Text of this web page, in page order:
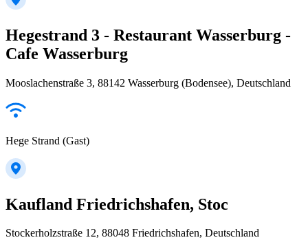
Hegestrand 3 - Restaurant Wasserburg -
Cafe Wasserburg
Mooslachenstraße 3, 88142 Wasserburg (Bodensee), Deutschland
Hege Strand (Gast)
Kaufland Friedrichshafen, Stoc
Stockerholzstraße 12, 88048 Friedrichshafen, Deutschland